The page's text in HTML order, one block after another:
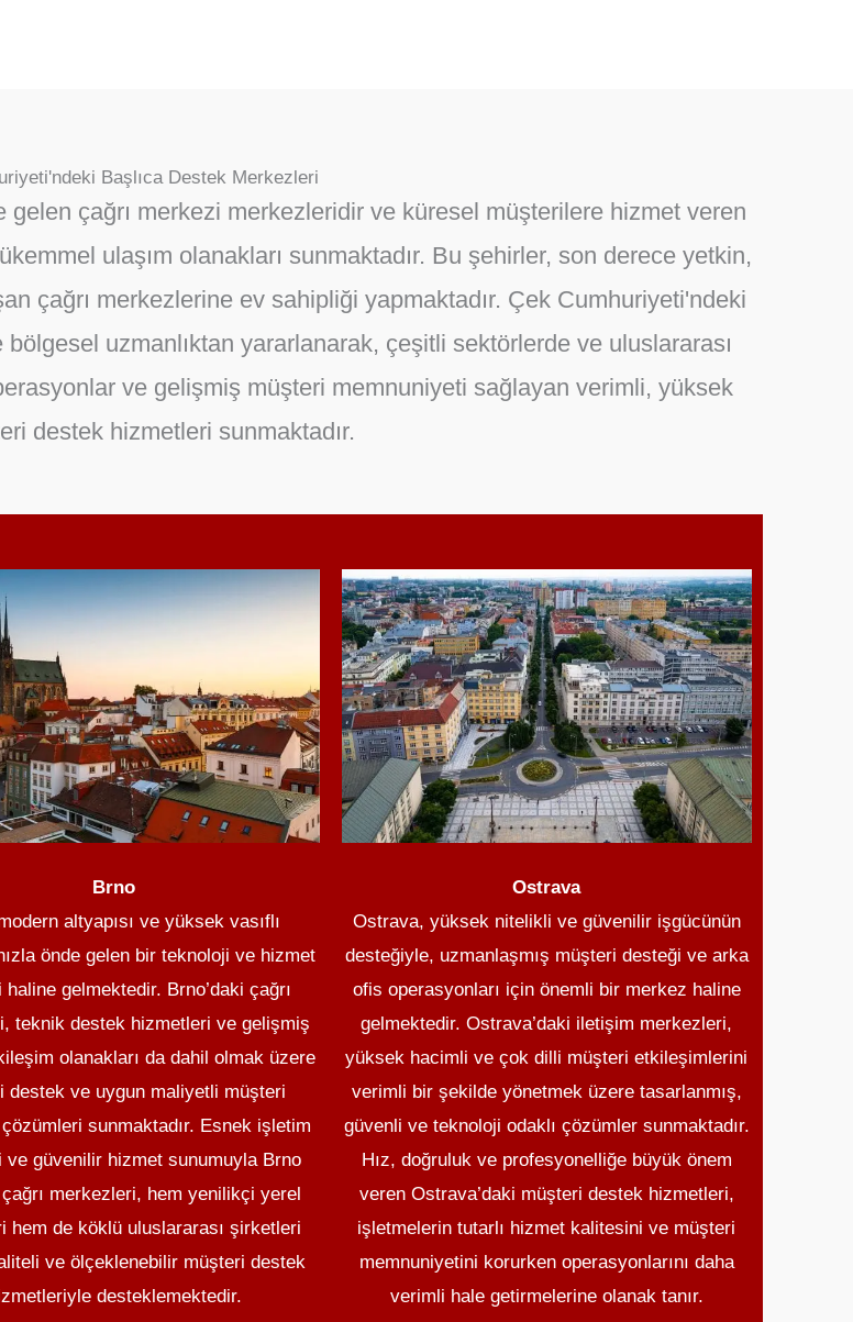
Başlıca Destek Merkezleri
çağrı merkezi merkezleridir ve küresel müşterilere hizmet veren
ulaşım olanakları sunmaktadır. Bu şehirler, son derece yetkin,
çağrı merkezlerine ev sahipliği yapmaktadır. Çek Cumhuriyeti'ndeki
uzmanlıktan yararlanarak, çeşitli sektörlerde ve uluslararası
ve gelişmiş müşteri memnuniyeti sağlayan verimli, yüksek
destek hizmetleri sunmaktadır.
Brno
altyapısı ve yüksek vasıflı
önde gelen bir teknoloji ve hizmet
haline gelmektedir. Brno’daki çağrı
teknik destek hizmetleri ve gelişmiş
olanakları da dahil olmak üzere
destek ve uygun maliyetli müşteri
sunmaktadır. Esnek işletim
ve güvenilir hizmet sunumuyla Brno
merkezleri, hem yenilikçi yerel
hem de köklü uluslararası şirketleri
ve ölçeklenebilir müşteri destek
desteklemektedir.
Ostrava
Ostrava, yüksek nitelikli ve güvenilir işgücünün
desteğiyle, uzmanlaşmış müşteri desteği ve arka
ofis operasyonları için önemli bir merkez haline
gelmektedir. Ostrava’daki iletişim merkezleri,
yüksek hacimli ve çok dilli müşteri etkileşimlerini
verimli bir şekilde yönetmek üzere tasarlanmış,
güvenli ve teknoloji odaklı çözümler sunmaktadır.
Hız, doğruluk ve profesyonelliğe büyük önem
veren Ostrava’daki müşteri destek hizmetleri,
işletmelerin tutarlı hizmet kalitesini ve müşteri
memnuniyetini korurken operasyonlarını daha
verimli hale getirmelerine olanak tanır.